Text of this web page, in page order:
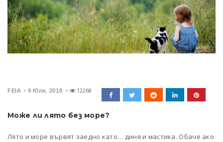
FEIA 9 Юли, 2018 12268
Може ли лято без море?
Лято и море вървят заедно като… диня и мастика. Обаче ако